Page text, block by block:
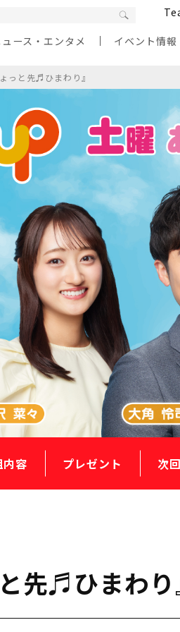
ュース・エンタメ イベント情報
っと先♬ひまわり』
内容 プレゼント 次
先♬ひまわり